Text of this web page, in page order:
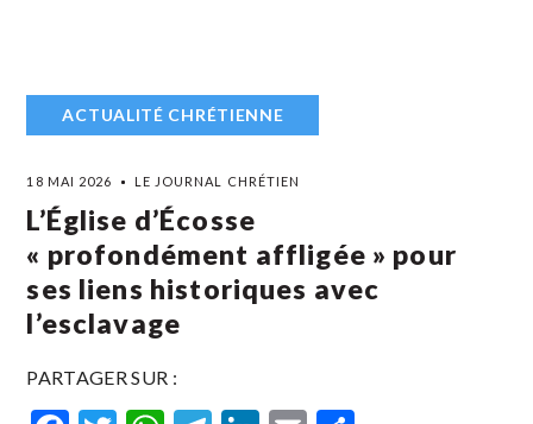
ACTUALITÉ CHRÉTIENNE
18 MAI 2026 LE JOURNAL CHRÉTIEN
L’Église d’Écosse
« profondément affligée » pour
ses liens historiques avec
l’esclavage
PARTAGER SUR :